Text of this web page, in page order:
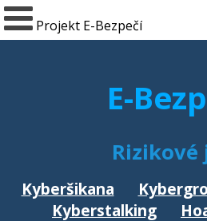
Projekt E-Bezpečí
E-
Rizikové
Kyberšikana
Kyberstalking